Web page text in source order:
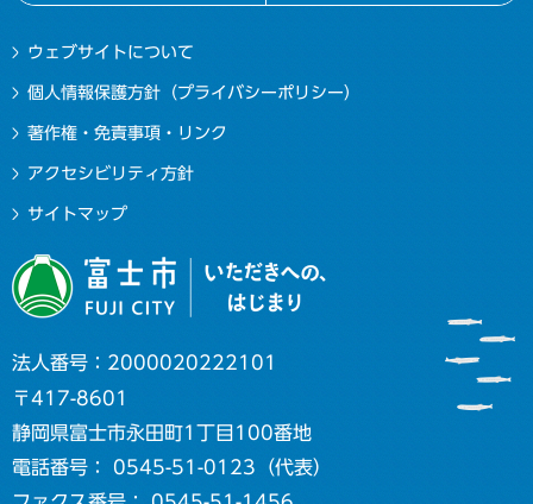
ウェブサイトについて
個人情報保護方針（プライバシーポリシー）
著作権・免責事項・リンク
アクセシビリティ方針
サイトマップ
法人番号：2000020222101
〒417-8601
静岡県富士市永田町1丁目100番地
電話番号： 0545-51-0123（代表）